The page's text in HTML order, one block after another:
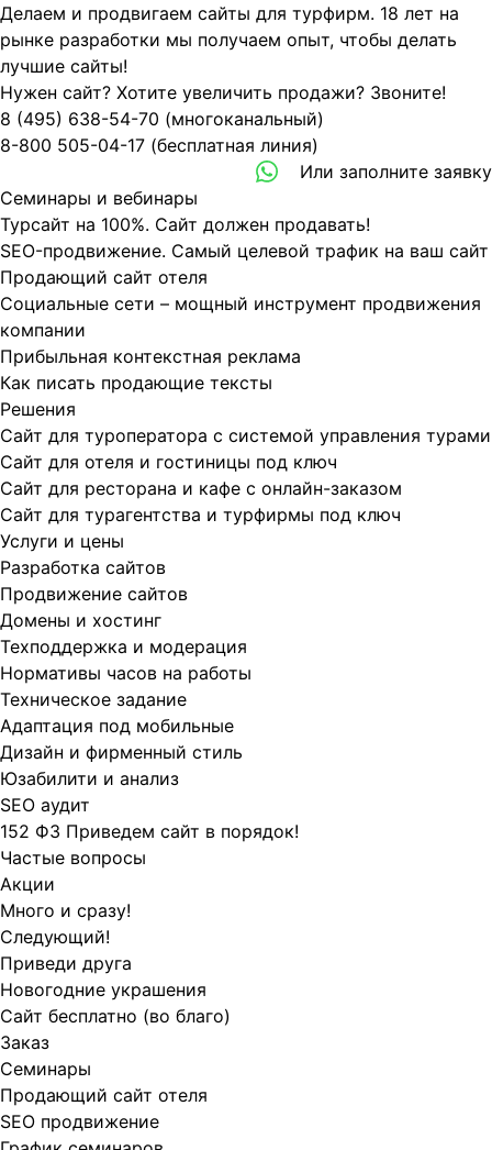
Делаем и продвигаем сайты для турфирм. 18 лет на
рынке разработки мы получаем опыт, чтобы делать
лучшие сайты!
Нужен сайт? Хотите увеличить продажи? Звоните!
8 (495) 638-54-70 (многоканальный)
8-800 505-04-17 (бесплатная линия)
Или заполните заявку
Семинары и вебинары
Турсайт на 100%. Сайт должен продавать!
SEO-продвижение. Самый целевой трафик на ваш сайт
Продающий сайт отеля
Социальные сети – мощный инструмент продвижения
компании
Прибыльная контекстная реклама
Как писать продающие тексты
Решения
Сайт для туроператора с системой управления турами
Сайт для отеля и гостиницы под ключ
Сайт для ресторана и кафе с онлайн-заказом
Сайт для турагентства и турфирмы под ключ
Услуги и цены
Разработка сайтов
Продвижение сайтов
Домены и хостинг
Техподдержка и модерация
Нормативы часов на работы
Техническое задание
Адаптация под мобильные
Дизайн и фирменный стиль
Юзабилити и анализ
SEO аудит
152 ФЗ Приведем сайт в порядок!
Частые вопросы
Акции
Много и сразу!
Следующий!
Приведи друга
Новогодние украшения
Сайт бесплатно (во благо)
Заказ
Cеминары
Продающий сайт отеля
SEO продвижение